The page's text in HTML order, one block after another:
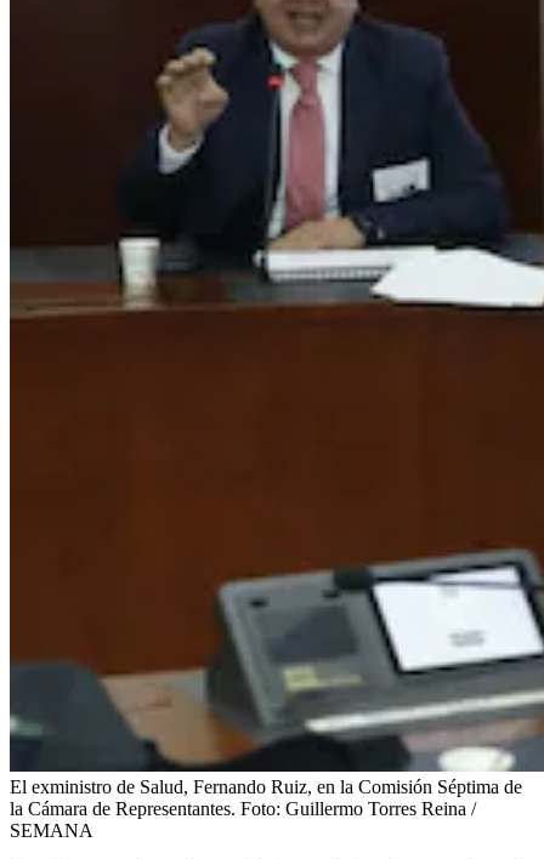
El exministro de Salud, Fernando Ruiz, en la Comisión Séptima de
la Cámara de Representantes. Foto: Guillermo Torres Reina /
SEMANA